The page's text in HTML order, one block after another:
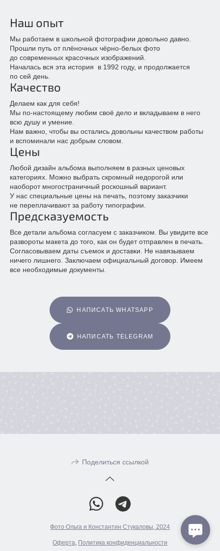
Наш опыт
Мы работаем в школьной фотографии довольно давно.
Прошли путь от плёночных чёрно-белых фото
до современных красочных изображений.
Началась вся эта история в 1992 году, и продолжается
по сей день.
Качество
Делаем как для себя!
Мы по-настоящему любим своё дело и вкладываем в него
всю душу и умение.
Нам важно, чтобы вы остались довольны качеством работы
и вспоминали нас добрым словом.
Цены
Любой дизайн альбома выполняем в разных ценовых
категориях. Можно выбрать скромный недорогой или
наоборот многостраничный роскошный вариант.
У нас специальные цены на печать, поэтому заказчики
не переплачивают за работу типографии.
Предсказуемость
Все детали альбома согласуем с заказчиком. Вы увидите все
развороты макета до того, как он будет отправлен в печать.
Согласовываем даты съемок и доставки. Не навязываем
ничего лишнего. Заключаем официальный договор. Имеем
все необходимые документы.
НАПИСАТЬ WHATSAPP
НАПИСАТЬ TELEGRAM
Поделиться ссылкой
Фото Ольга и Константин Стукаловы, 2024
Оферта, Политика конфиденциальности